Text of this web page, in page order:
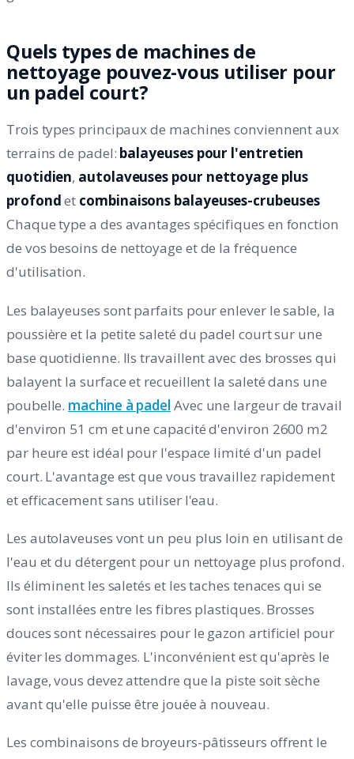
Quels types de machines de
nettoyage pouvez-vous utiliser pour
un padel court?
Trois types principaux de machines conviennent aux
terrains de padel: balayeuses pour l'entretien
quotidien, autolaveuses pour nettoyage plus
profondet combinaisons balayeuses-crubeuses
Chaque type a des avantages spécifiques en fonction
de vos besoins de nettoyage et de la fréquence
d'utilisation.
Les balayeuses sont parfaits pour enlever le sable, la
poussière et la petite saleté du padel court sur une
base quotidienne. Ils travaillent avec des brosses qui
balayent la surface et recueillent la saleté dans une
poubelle. machine à padel Avec une largeur de travail
d'environ 51 cm et une capacité d'environ 2600 m2
par heure est idéal pour l'espace limité d'un padel
court. L'avantage est que vous travaillez rapidement
et efficacement sans utiliser l'eau.
Les autolaveuses vont un peu plus loin en utilisant de
l'eau et du détergent pour un nettoyage plus profond.
Ils éliminent les saletés et les taches tenaces qui se
sont installées entre les fibres plastiques. Brosses
douces sont nécessaires pour le gazon artificiel pour
éviter les dommages. L'inconvénient est qu'après le
lavage, vous devez attendre que la piste soit sèche
avant qu'elle puisse être jouée à nouveau.
Les combinaisons de broyeurs-pâtisseurs offrent le